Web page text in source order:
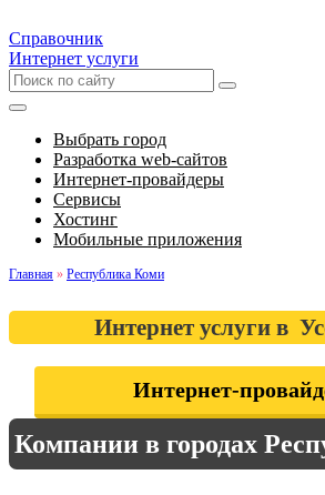
Справочник
Интернет услуги
Выбрать город
Разработка web-сайтов
Интернет-провайдеры
Сервисы
Хостинг
Мобильные приложения
Главная » Республика Коми
Интернет услуги в
Интернет-
Компании в городах